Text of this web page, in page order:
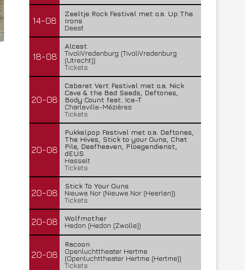
Lunatic Soul – Transition II
29 juli 2026
Boneripper – Radiant In
14-08
Zeeltje Rock Festival met o.a. Up The
Irons
Deest
18-08
Alcest
TivoliVredenburg (TivoliVredenburg
(Utrecht))
Tickets
20-08
Cabaret Vert Festival met o.a. Nick
Cave & the Bad Seeds, Deftones,
Body Count feat. Ice-T
Charleville-Mézières
Tickets
20-08
Pukkelpop Festival met o.a. Deftones,
The Hives, Stick to your Guns, Chat
Pile, Deafheaven, Ploegendienst,
dEUS
Hasselt
Tickets
20-08
Stick To Your Guns
Nieuwe Nor (Nieuwe Nor (Heerlen))
Tickets
20-08
Wolfmother
Hedon (Hedon (Zwolle))
20-08
Racoon
Openluchttheater Hertme
(Openluchttheater Hertme (Hertme))
Tickets